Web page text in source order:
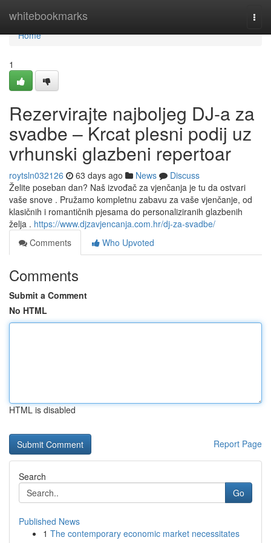
whitebookmarks
Home
Home
1
Rezervirajte najboljeg DJ-a za
svadbe – Krcat plesni podij uz
vrhunski glazbeni repertoar
roytsln032126 63 days ago News
Discuss
Želite poseban dan? Naš izvođač za vjenčanja je tu da ostvari
vaše snove . Pružamo kompletnu zabavu za vaše vjenčanje, od
klasičnih i romantičnih pjesama do personaliziranih glazbenih
želja . https://www.djzavjencanja.com.hr/dj-za-svadbe/
Comments
Who Upvoted
Comments
Submit a Comment
No HTML
HTML is disabled
Report Page
Search
Go
Published News
1 The contemporary economic market necessitates